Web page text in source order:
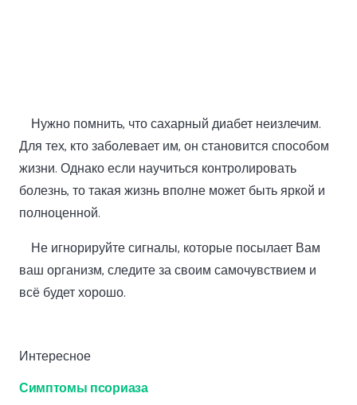
Нужно помнить, что сахарный диабет неизлечим.
Для тех, кто заболевает им, он становится способом
жизни. Однако если научиться контролировать
болезнь, то такая жизнь вполне может быть яркой и
полноценной.
Не игнорируйте сигналы, которые посылает Вам
ваш организм, следите за своим самочувствием и
всё будет хорошо.
Интересное
Симптомы псориаза